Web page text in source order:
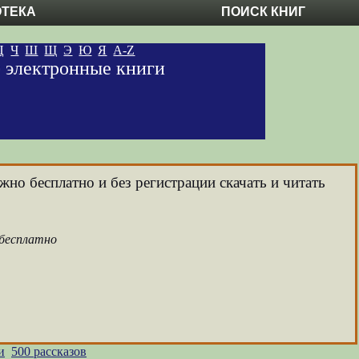
ПОИСК КНИГ
Ч Ш Щ Э Ю Я A-Z
электронные книги
бесплатно и без регистрации скачать и читать
500 рассказов